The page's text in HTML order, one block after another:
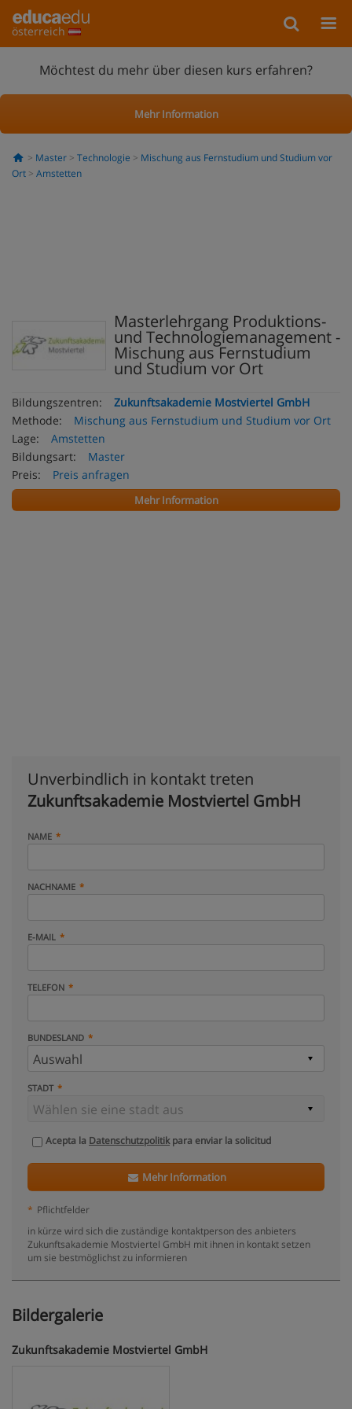
österreich
Möchtest du mehr über diesen kurs erfahren?
Mehr Information
Master Technologie
Mischung aus Fernstudium und Studium vor
Ort
Amstetten
Masterlehrgang Produktions-
und Technologiemanagement -
Mischung aus Fernstudium
und Studium vor Ort
Bildungszentren:
Zukunftsakademie Mostviertel GmbH
Methode:
Mischung aus Fernstudium und Studium vor Ort
Lage:
Amstetten
Bildungsart:
Master
Preis:
Preis anfragen
Mehr Information
Unverbindlich in kontakt treten
Zukunftsakademie Mostviertel GmbH
NAME
NACHNAME
E-MAIL
TELEFON
BUNDESLAND
STADT
Acepta la Datenschutzpolitikpara enviar la solicitud
Mehr Information
* Pflichtfelder
in kürze wird sich die zuständige kontaktperson des anbieters
Zukunftsakademie Mostviertel GmbH mit ihnen in kontakt setzen
um sie bestmöglichst zu informieren
Bildergalerie
Zukunftsakademie Mostviertel GmbH